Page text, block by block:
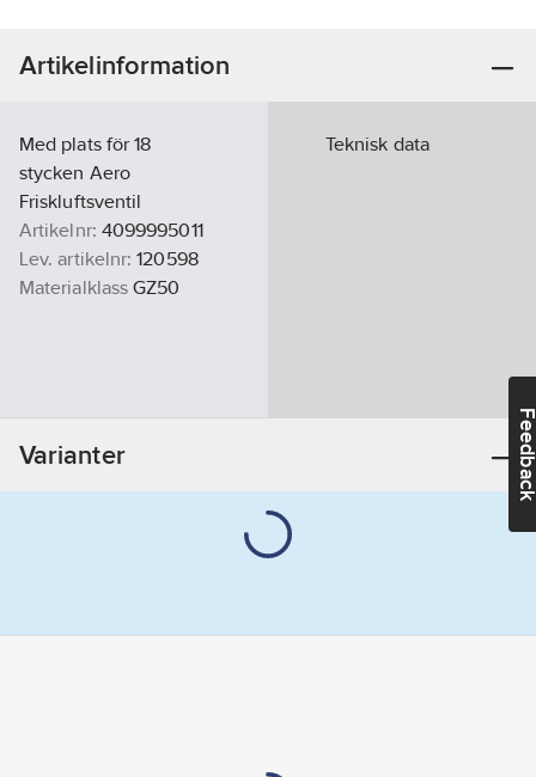
Artikelinformation
Med plats för 18
stycken Aero
Friskluftsventil
Artikelnr: 4099995011
Lev. artikelnr: 120598
Materialklass GZ50
Teknisk data
Varianter